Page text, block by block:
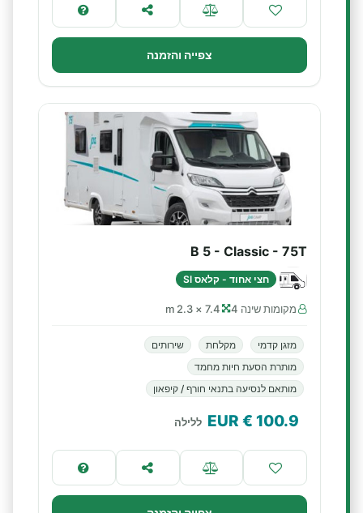
צפייה והזמנה
B 5 - Classic - 75T
חצי אחוד - קלאס SI
מקומות שינה 4 7.4 × 2.3 m
מזגן קדמי מקלחת
שירותים
מותרת הסעת חיות מחמד
מותאם לנסיעה בתנאי חורף / קיפאון
100.9
€ EUR ללילה